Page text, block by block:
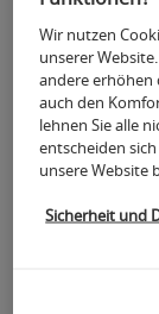
Termine und
23.05.2025 |
Wir nutzen
unserer
andere
auch den
lehnen Sie alle
entscheiden
unsere Website
Sicherheit und